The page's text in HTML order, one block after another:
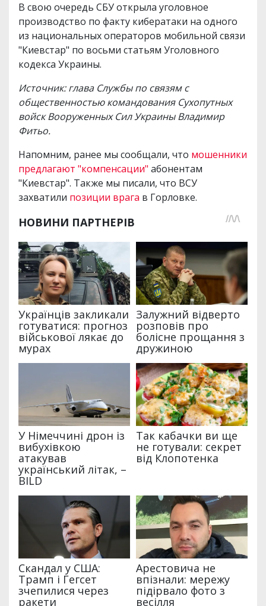
В свою очередь СБУ открыла уголовное
производство по факту кибератаки на одного
из национальных операторов мобильной связи
"Киевстар" по восьми статьям Уголовного
кодекса Украины.
Источник: глава Службы по связям с
общественностью командования Сухопутных
войск Вооруженных Сил Украины Владимир
Фитьо.
Напомним, ранее мы сообщали, что мошенники
предлагают "компенсации" абонентам
"Киевстар". Также мы писали, что ВСУ
захватили позиции врага в Горловке.